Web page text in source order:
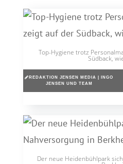
Top-Hygiene trotz
Südback,
REDAKTION JENSEN MEDIA | INGO
JENSEN UND TEAM
Der neue Heidenbühlpark